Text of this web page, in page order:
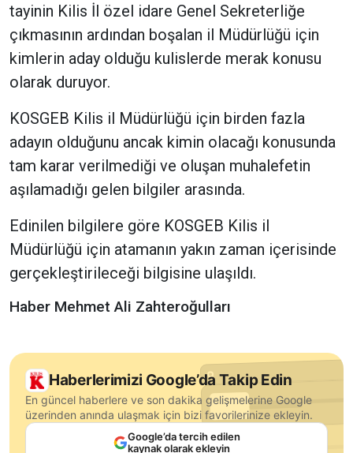
tayinin Kilis İl özel idare Genel Sekreterliğe
çıkmasının ardından boşalan il Müdürlüğü için
kimlerin aday olduğu kulislerde merak konusu
olarak duruyor.
KOSGEB Kilis il Müdürlüğü için birden fazla
adayın olduğunu ancak kimin olacağı konusunda
tam karar verilmediği ve oluşan muhalefetin
aşılamadığı gelen bilgiler arasında.
Edinilen bilgilere göre KOSGEB Kilis il
Müdürlüğü için atamanın yakın zaman içerisinde
gerçekleştirileceği bilgisine ulaşıldı.
Haber Mehmet Ali Zahteroğulları
Haberlerimizi Google’da Takip Edin
En güncel haberlere ve son dakika gelişmelerine Google
üzerinden anında ulaşmak için bizi favorilerinize ekleyin.
Google’da tercih edilen
kaynak olarak ekleyin